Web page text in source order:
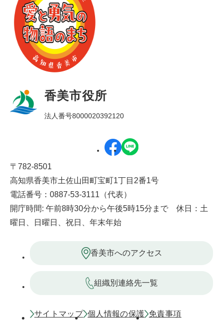
香美市役所
法人番号8000020392120
〒782-8501
高知県香美市土佐山田町宝町1丁目2番1号
電話番号：0887-53-3111（代表）
開庁時間: 午前8時30分から午後5時15分まで 休日：土
曜日、日曜日、祝日、年末年始
香美市へのアクセス
組織別連絡先一覧
サイトマップ 個人情報の保護 免責事項